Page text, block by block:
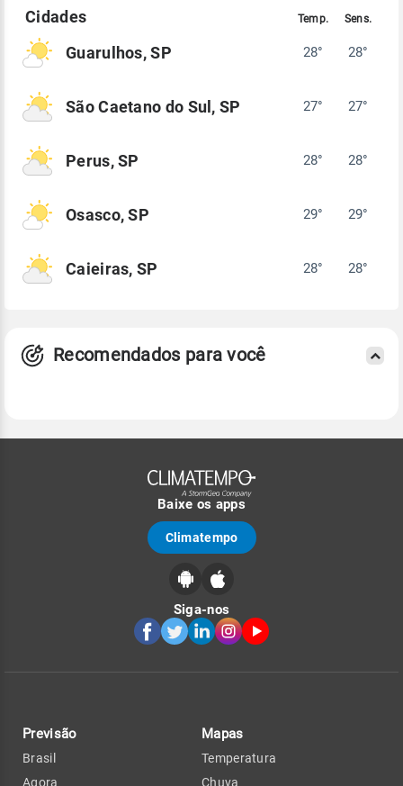
Guarulhos, SP 28° 28°
São Caetano do Sul, SP 27° 27°
Perus, SP 28° 28°
Osasco, SP 29° 29°
Caieiras, SP 28° 28°
Recomendados para você
Baixe os apps
Climatempo
Siga-nos
Previsão
Brasil
Agora
Mapas
Temperatura
Chuva